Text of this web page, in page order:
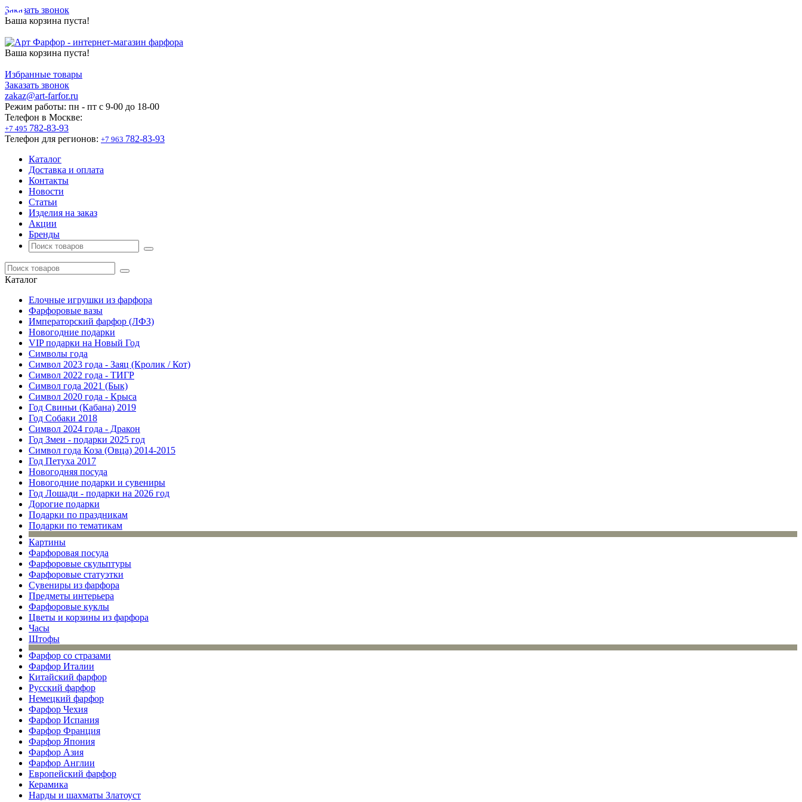
Заказать звонок
Ваша корзина пуста!
Ваша корзина пуста!
Избранные товары
Заказать звонок
zakaz@art-farfor.ru
Режим работы: пн - пт c 9-00 до 18-00
Телефон в Москве:
+7 495 782-83-93
Телефон для регионов: +7 963 782-83-93
Каталог
Доставка и оплата
Контакты
Новости
Статьи
Изделия на заказ
Акции
Бренды
Каталог
Елочные игрушки из фарфора
Фарфоровые вазы
Императорский фарфор (ЛФЗ)
Новогодние подарки
VIP подарки на Новый Год
Символы года
Символ 2023 года - Заяц (Кролик / Кот)
Символ 2022 года - ТИГР
Символ года 2021 (Бык)
Символ 2020 года - Крыса
Год Свиньи (Кабана) 2019
Год Собаки 2018
Символ 2024 года - Дракон
Год Змеи - подарки 2025 год
Символ года Коза (Овца) 2014-2015
Год Петуха 2017
Новогодняя посуда
Новогодние подарки и сувениры
Год Лошади - подарки на 2026 год
Дорогие подарки
Подарки по праздникам
Подарки по тематикам
Картины
Фарфоровая посуда
Фарфоровые скульптуры
Фарфоровые статуэтки
Сувениры из фарфора
Предметы интерьера
Фарфоровые куклы
Цветы и корзины из фарфора
Часы
Штофы
Фарфор со стразами
Фарфор Италии
Китайский фарфор
Русский фарфор
Немецкий фарфор
Фарфор Чехия
Фарфор Испания
Фарфор Франция
Фарфор Япония
Фарфор Азия
Фарфор Англии
Европейский фарфор
Керамика
Нарды и шахматы Златоуст